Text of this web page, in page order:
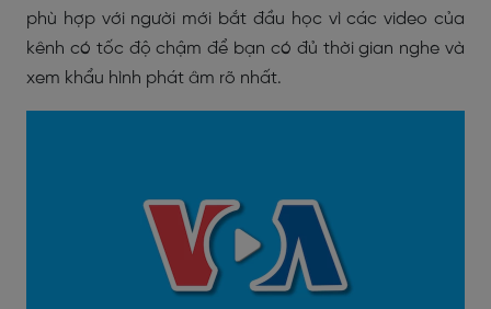
phù hợp với người mới bắt đầu học vì các video của
kênh có tốc độ chậm để bạn có đủ thời gian nghe và
xem khẩu hình phát âm rõ nhất.